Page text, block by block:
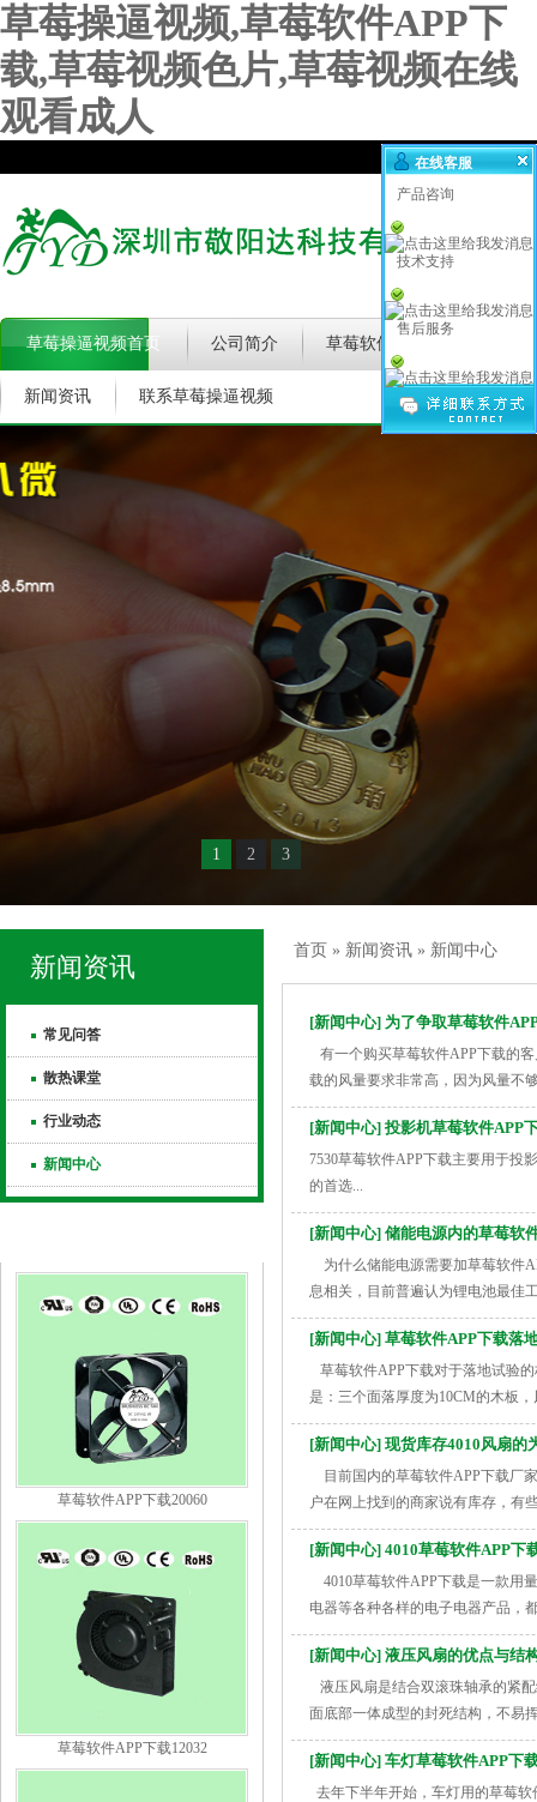
草莓操逼视频,草莓软件APP下
载,草莓视频色片,草莓视频在线
观看成人
草莓操逼视频首页 公司简介 草莓软件APP下载★
新闻资讯 联系草莓操逼视频
1 2 3
新闻资讯
常见问答
散热课堂
行业动态
新闻中心
草莓软件APP下载20060
草莓软件APP下载12032
首页 » 新闻资讯 » 新闻中心
[新闻中心] 为了争取草莓软件APP
有一个购买草莓软件APP下载的客户
载的风量要求非常高，因为风量不
[新闻中心] 投影机草莓软件APP下
7530草莓软件APP下载主要用于投影
的首选...
[新闻中心] 储能电源内的草莓软
为什么储能电源需要加草莓软件APP
息相关，目前普遍认为锂电池最佳工
[新闻中心] 草莓软件APP下载落地
草莓软件APP下载对于落地试验的标
是：三个面落厚度为10CM的木
[新闻中心] 现货库存4010风扇的为
目前国内的草莓软件APP下载厂家
户在网上找到的商家说有库存，
因...
[新闻中心] 4010草莓软件APP下
4010草莓软件APP下载是一款用量很多
电器等各种各样的电子电器产品，
&...
[新闻中心] 液压风扇的优点与结
液压风扇是结合双滚珠轴承的紧配
面底部一体成型的封死结构，不易
[新闻中心] 车灯草莓软件APP下
去年下半年开始，车灯用的草莓
在线客服
产品咨询
技术支持
售后服务